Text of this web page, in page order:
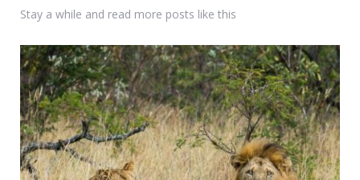
Stay a while and read more posts like this